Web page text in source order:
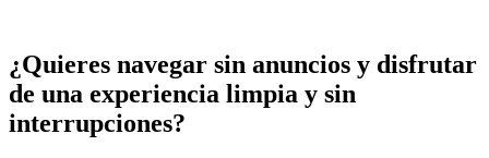
¿Quieres navegar sin anuncios y disfrutar
de una experiencia limpia y sin
interrupciones?